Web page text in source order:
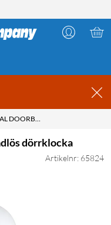
ARLO ESSENTIAL DOORBELL 2 2K TRÅDLÖS DÖRRKLOCKA
dörrklocka
Artikelnr: 65824